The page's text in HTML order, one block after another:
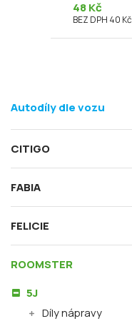
48 Kč
BEZ DPH 40 Kč
Autodíly dle vozu
CITIGO
FABIA
FELICIE
ROOMSTER
5J
Díly nápravy